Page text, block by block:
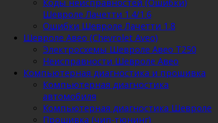
Коды неисправностей (Ошибки)
Шевроле Лачетти 1.4/1.6
Ошибки Шевроле Лачетти 1.8
Шевроле Авео (Chevrolet Aveo)
Электросхемы Шевроле Авео Т250
Неисправности Шевроле Авео
Компьютерная диагностика и прошивка
Компьютерная диагностика
автомобиля
Компьютерная диагностика Шевроле
Прошивка (чип-тюнинг)